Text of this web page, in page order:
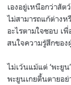
เองอยู่เหนือกว่าสัต
ไม่สามารถแก้ต่าง
อะไรตามใจชอบ เ
สนใจความรู้สึกขอ
ไม่เว้นแม้แต่ ‘พะยู
พะยูนเกยตื้นตายอ